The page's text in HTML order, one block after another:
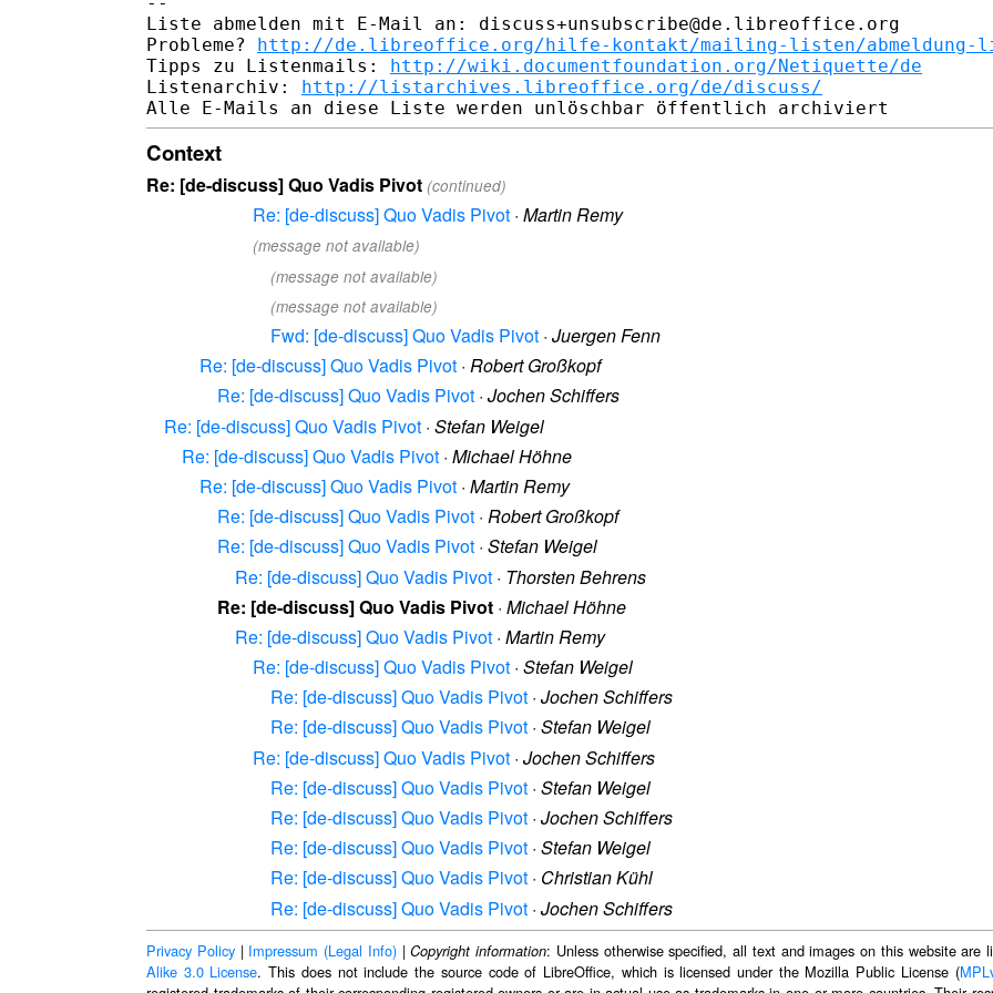
Liste abmelden mit E-Mail an: discuss+unsubscribe@de.libreoffice.org
Probleme? http://de.libreoffice.org/hilfe-kontakt/mailing-listen/abmeldung-
Tipps zu Listenmails: http://wiki.documentfoundation.org/Netiquette/de
Listenarchiv: http://listarchives.libreoffice.org/de/discuss/
Context
Re: [de-discuss] Quo Vadis Pivot (continued)
Re: [de-discuss] Quo Vadis Pivot · Martin Remy
(message not available)
(message not available)
(message not available)
Fwd: [de-discuss] Quo Vadis Pivot · Juergen Fenn
Re: [de-discuss] Quo Vadis Pivot · Robert Großkopf
Re: [de-discuss] Quo Vadis Pivot · Jochen Schiffers
Re: [de-discuss] Quo Vadis Pivot · Stefan Weigel
Re: [de-discuss] Quo Vadis Pivot · Michael Höhne
Re: [de-discuss] Quo Vadis Pivot · Martin Remy
Re: [de-discuss] Quo Vadis Pivot · Robert Großkopf
Re: [de-discuss] Quo Vadis Pivot · Stefan Weigel
Re: [de-discuss] Quo Vadis Pivot · Thorsten Behrens
Re: [de-discuss] Quo Vadis Pivot · Michael Höhne
Re: [de-discuss] Quo Vadis Pivot · Martin Remy
Re: [de-discuss] Quo Vadis Pivot · Stefan Weigel
Re: [de-discuss] Quo Vadis Pivot · Jochen Schiffers
Re: [de-discuss] Quo Vadis Pivot · Stefan Weigel
Re: [de-discuss] Quo Vadis Pivot · Jochen Schiffers
Re: [de-discuss] Quo Vadis Pivot · Stefan Weigel
Re: [de-discuss] Quo Vadis Pivot · Jochen Schiffers
Re: [de-discuss] Quo Vadis Pivot · Stefan Weigel
Re: [de-discuss] Quo Vadis Pivot · Christian Kühl
Re: [de-discuss] Quo Vadis Pivot · Jochen Schiffers
Privacy Policy| Impressum (Legal Info)|Copyright information: Unless otherwise specified, all text and images on this website are
Alike 3.0 License. This does not include the source code of LibreOffice, which is licensed under the Mozilla Public License (